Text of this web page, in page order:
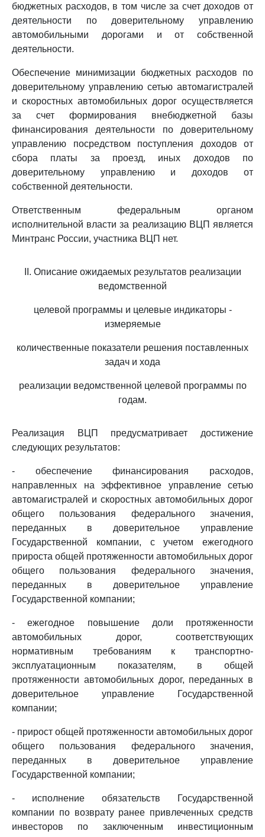
бюджетных расходов, в том числе за счет доходов от
деятельности по доверительному управлению
автомобильными дорогами и от собственной
деятельности.
Обеспечение минимизации бюджетных расходов по
доверительному управлению сетью автомагистралей
и скоростных автомобильных дорог осуществляется
за счет формирования внебюджетной базы
финансирования деятельности по доверительному
управлению посредством поступления доходов от
сбора платы за проезд, иных доходов по
доверительному управлению и доходов от
собственной деятельности.
Ответственным федеральным органом
исполнительной власти за реализацию ВЦП является
Минтранс России, участника ВЦП нет.
II. Описание ожидаемых результатов реализации
ведомственной
целевой программы и целевые индикаторы -
измеряемые
количественные показатели решения поставленных
задач и хода
реализации ведомственной целевой программы по
годам.
Реализация ВЦП предусматривает достижение
следующих результатов:
- обеспечение финансирования расходов,
направленных на эффективное управление сетью
автомагистралей и скоростных автомобильных дорог
общего пользования федерального значения,
переданных в доверительное управление
Государственной компании, с учетом ежегодного
прироста общей протяженности автомобильных дорог
общего пользования федерального значения,
переданных в доверительное управление
Государственной компании;
- ежегодное повышение доли протяженности
автомобильных дорог, соответствующих
нормативным требованиям к транспортно-
эксплуатационным показателям, в общей
протяженности автомобильных дорог, переданных в
доверительное управление Государственной
компании;
- прирост общей протяженности автомобильных дорог
общего пользования федерального значения,
переданных в доверительное управление
Государственной компании;
- исполнение обязательств Государственной
компании по возврату ранее привлеченных средств
инвесторов по заключенным инвестиционным